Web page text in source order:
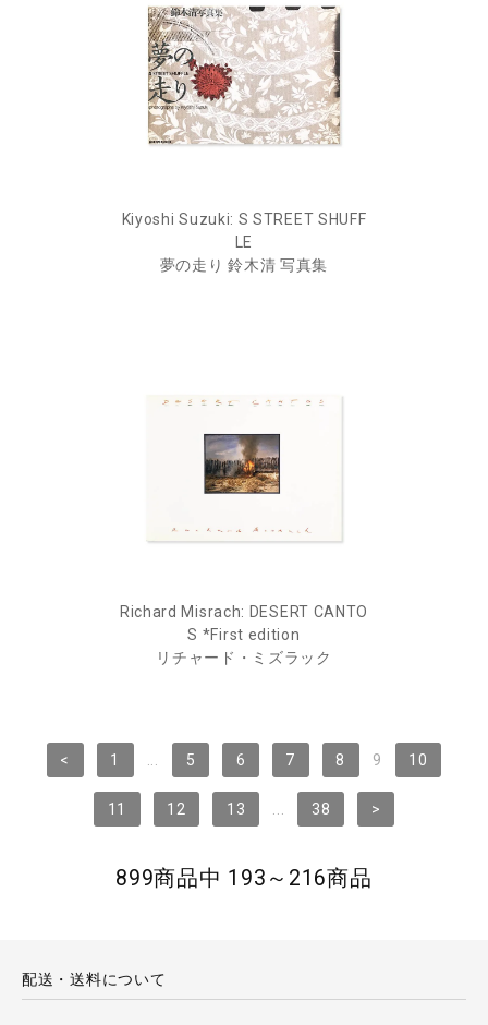
Kiyoshi Suzuki: S STREET SHUFF
LE
夢の走り 鈴木清 写真集
Richard Misrach: DESERT CANTO
S *First edition
リチャード・ミズラック
< 1 5 6 7 8 9 10
11 12 13 38 >
899商品中 193～216商品
配送・送料について